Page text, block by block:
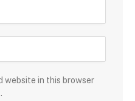
website in this browser